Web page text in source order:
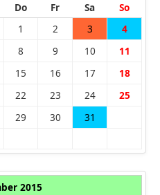
Do Fr Sa So
1 2 3 4
8 9 10 11
15 16 17 18
22 23 24 25
29 30 31
2015